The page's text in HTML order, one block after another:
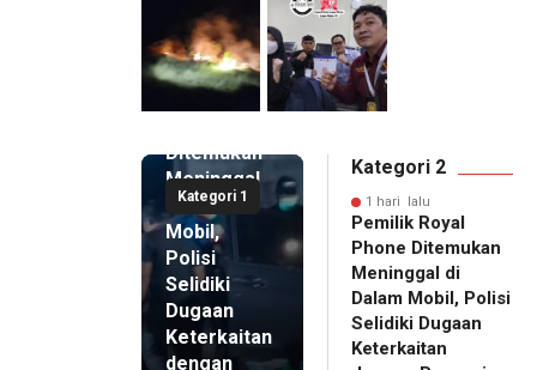
Kategori 1
1 hari lalu
Pemilik
Ditemukan
Meninggal
di Dalam
Mobil,
Polisi
Selidiki
Dugaan
Keterkaitan
dengan
Kategori 2
1 hari lalu
Pemilik Royal
Phone Ditemukan
Meninggal di
Dalam Mobil, Polisi
Selidiki Dugaan
Keterkaitan